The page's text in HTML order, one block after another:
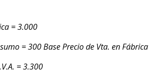
= 3.000
= 300 Base Precio de Vta. en Fábrica
= 3.300